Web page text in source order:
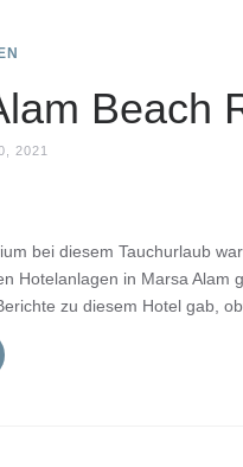
Beach
2021
bei diesem Tauchurlaub
Hotelanlagen in Marsa Alam
zu diesem Hotel gab,